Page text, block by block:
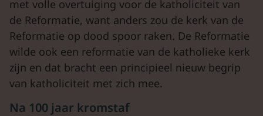
met volle overtuiging voor de katholiciteit van
de Reformatie, want anders zou de kerk van de
Reformatie op dood spoor raken. De Reformatie
wilde ook een reformatie van de katholieke kerk
zijn en dat bracht een principieel nieuw begrip
van katholiciteit met zich mee.
Na 100 jaar kromstaf